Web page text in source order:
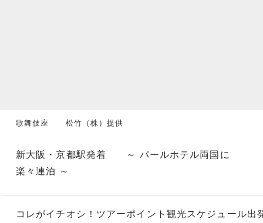
歌舞伎座 松竹（株）提供
新大阪・京都駅発着 ～ パールホテル両国に
楽々連泊 ～
コレがイチオシ！ ツアーポイント 観光スケジュール出